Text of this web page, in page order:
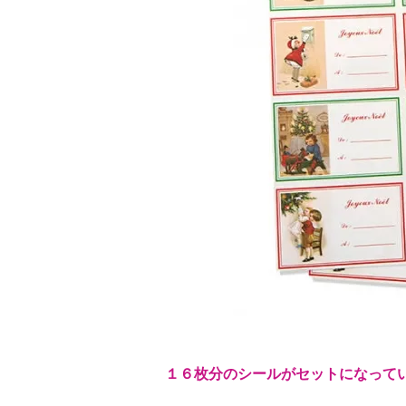
１６枚分のシールがセットになって